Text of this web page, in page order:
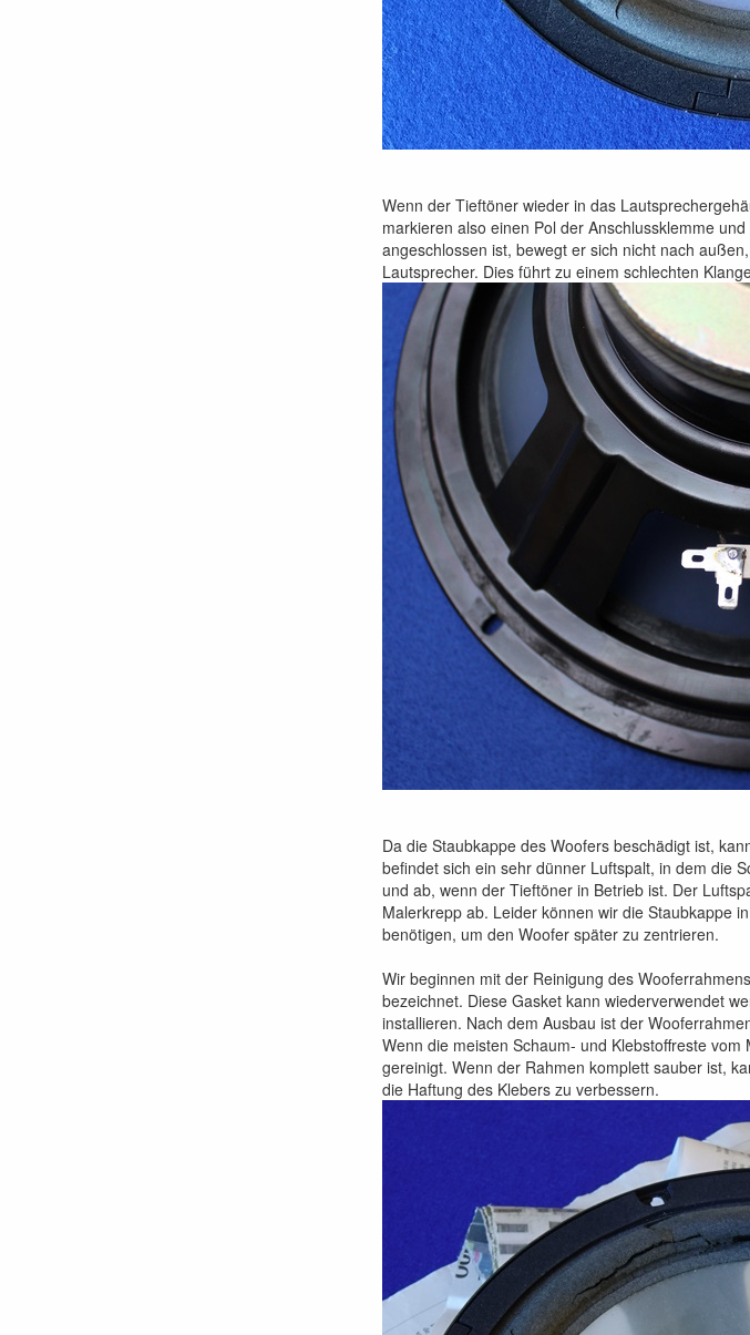
Wenn der Tieftöner wieder in das
markieren also einen Pol der Anschlussklemme
angeschlossen ist, bewegt er sich nicht nach
Lautsprecher. Dies führt zu einem schlechten
Da die Staubkappe des Woofers beschädigt ist,
befindet sich ein sehr dünner Luftspalt, in dem die
und ab, wenn der Tieftöner in Betrieb ist. Der
Malerkrepp ab. Leider können wir die Staubkappe
benötigen, um den Woofer später zu zentrieren.
Wir beginnen mit der Reinigung des
bezeichnet. Diese Gasket kann wiederverwendet
installieren. Nach dem Ausbau ist der
Wenn die meisten Schaum- und Klebstoffreste
gereinigt. Wenn der Rahmen komplett sauber ist,
die Haftung des Klebers zu verbessern.